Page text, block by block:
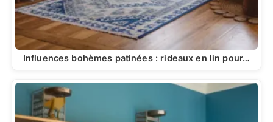
Influences bohèmes patinées : rideaux en lin pour…